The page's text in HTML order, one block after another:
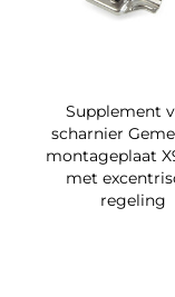
Supplement
scharnier
montageplaat
met
regeling